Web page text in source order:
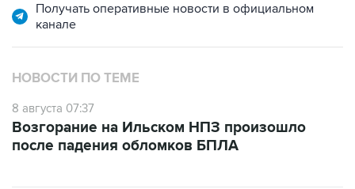
Получать оперативные новости в официальном
канале
НОВОСТИ ПО ТЕМЕ
8 августа 07:37
Возгорание на Ильском НПЗ произошло
после падения обломков БПЛА